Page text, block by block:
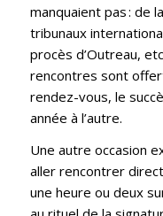
manquaient pas : de
tribunaux
procès d’Outreau,
rencontres sont
rendez-vous, le
année à l’autre.
Une autre occasion
aller rencontrer
une heure ou deux